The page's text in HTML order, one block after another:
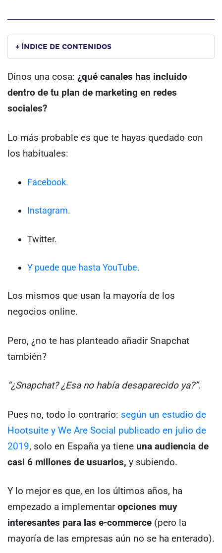
+ ÍNDICE DE CONTENIDOS
Dinos una cosa: ¿qué canales has incluido
dentro de tu plan de marketing en redes
sociales?
Lo más probable es que te hayas quedado con
los habituales:
Facebook.
Instagram.
Twitter.
Y puede que hasta YouTube.
Los mismos que usan la mayoría de los
negocios online.
Pero, ¿no te has planteado añadir Snapchat
también?
“¿Snapchat? ¿Esa no había desaparecido ya?”.
Pues no, todo lo contrario: según un estudio de
Hootsuite y We Are Social publicado en julio de
2019, solo en España ya tiene una audiencia de
casi 6 millones de usuarios, y subiendo.
Y lo mejor es que, en los últimos años, ha
empezado a implementaropciones muy
interesantes para las e-commerce (pero la
mayoría de las empresas aún no se ha enterado).